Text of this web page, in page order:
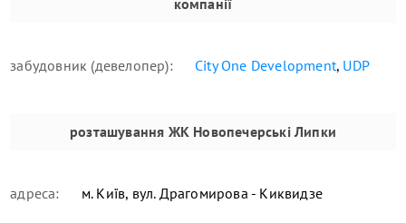
забудовник (девелопер): City One Development, UDP
розташування ЖК Новопечерські Липки
адреса: м. Київ, вул. Драгомирова - Киквидзе